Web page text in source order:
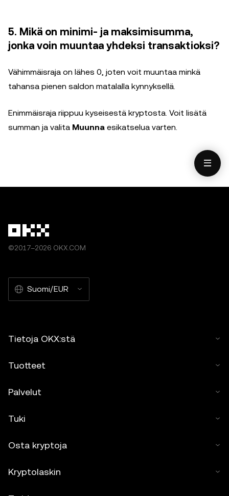
5. Mikä on minimi- ja maksimisumma,
jonka voin muuntaa yhdeksi transaktioksi?
Vähimmäisraja on lähes 0, joten voit muuntaa minkä
tahansa pienen saldon matalalla kynnyksellä.
Enimmäisraja riippuu kyseisestä kryptosta. Voit lisätä
summan ja valita Muunna esikatselua varten.
©2017–2026 OKX.COM
Suomi/EUR
Tietoja OKX:stä
Tuotteet
Palvelut
Tuki
Osta kryptoja
Kryptolaskin